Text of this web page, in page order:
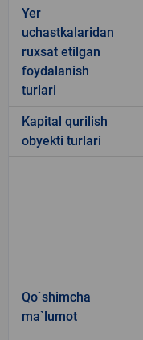
Yer
uchastkalaridan
ruxsat etilgan
foydalanish
turlari
Kapital qurilish
obyekti turlari
Qo`shimcha
ma`lumot